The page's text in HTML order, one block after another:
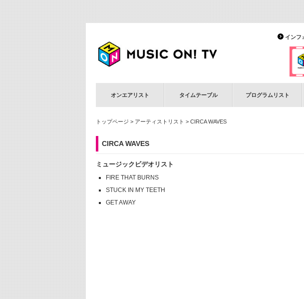
インフ
オンエアリスト タイムテーブル プログラムリスト
トップページ > アーティストリスト > CIRCA WAVES
CIRCA WAVES
ミュージックビデオリスト
FIRE THAT BURNS
STUCK IN MY TEETH
GET AWAY